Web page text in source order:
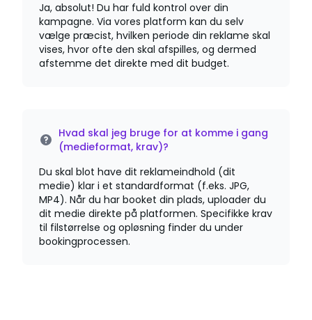
Ja, absolut! Du har fuld kontrol over din
kampagne. Via vores platform kan du selv
vælge præcist, hvilken periode din reklame skal
vises, hvor ofte den skal afspilles, og dermed
afstemme det direkte med dit budget.
Hvad skal jeg bruge for at komme i gang
(medieformat, krav)?
Du skal blot have dit reklameindhold (dit
medie) klar i et standardformat (f.eks. JPG,
MP4). Når du har booket din plads, uploader du
dit medie direkte på platformen. Specifikke krav
til filstørrelse og opløsning finder du under
bookingprocessen.